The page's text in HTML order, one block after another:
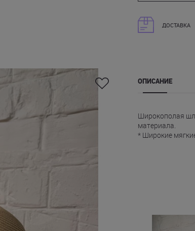
ДОСТАВКА
ОПИСАНИЕ
Широкополая
материала.
* Широкие
* Дизайн
Такая шляпа
надеть во
Купить